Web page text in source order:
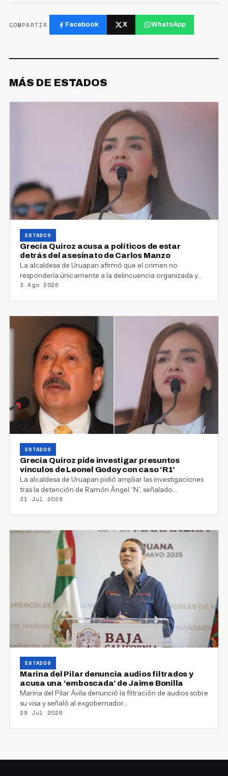
COMPARTIR Facebook X WhatsApp
MÁS DE ESTADOS
ESTADOS
Grecia Quiroz acusa a políticos de estar
detrás del asesinato de Carlos Manzo
La alcaldesa de Uruapan afirmó que el crimen no
respondería únicamente a la delincuencia organizada y…
3 Ago 2026
ESTADOS
Grecia Quiroz pide investigar presuntos
vínculos de Leonel Godoy con caso ‘R1’
La alcaldesa de Uruapan pidió ampliar las investigaciones
tras la detención de Ramón Ángel “N”, señalado…
31 Jul 2026
ESTADOS
Marina del Pilar denuncia audios filtrados y
acusa una ‘emboscada’ de Jaime Bonilla
Marina del Pilar Ávila denunció la filtración de audios sobre
su visa y señaló al exgobernador…
29 Jul 2026